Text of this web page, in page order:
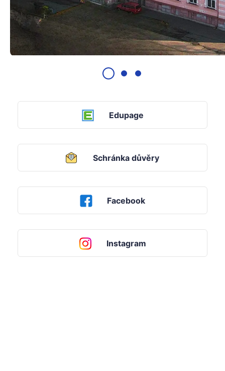
Edupage
Schránka důvěry
Facebook
Instagram